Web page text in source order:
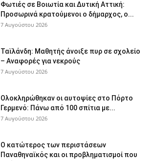
Φωτιές σε Βοιωτία και Δυτική Αττική:
Προσωρινά κρατούμενοι ο δήμαρχος, ο...
7 Αυγούστου 2026
Ταϊλάνδη: Μαθητής άνοιξε πυρ σε σχολείο
– Αναφορές για νεκρούς
7 Αυγούστου 2026
Ολοκληρώθηκαν οι αυτοψίες στο Πόρτο
Γερμενό: Πάνω από 100 σπίτια με...
7 Αυγούστου 2026
Ο κατώτερος των περιστάσεων
Παναθηναϊκός και οι προβληματισμοί που